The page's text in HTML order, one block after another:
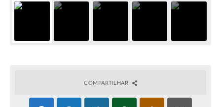
COMPARTILHAR